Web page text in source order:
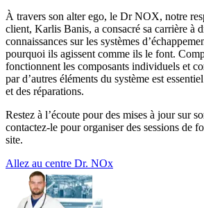
À travers son alter ego, le Dr NOX, notre
client, Karlis Banis, a consacré sa carrière à
connaissances sur les systèmes
pourquoi ils agissent comme ils le font.
fonctionnent les composants individuels et
par d’autres éléments du système est
et des réparations.
Restez à l’écoute pour des mises à jour sur
contactez-le pour organiser des sessions de
site.
Allez au centre Dr. NOx